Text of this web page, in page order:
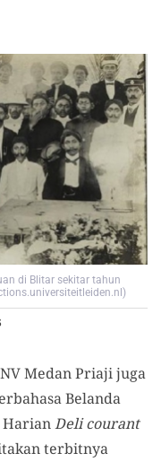
di Blitar sekitar tahun
Medan Priaji juga
Belanda
HarianDeli courant
terbitnya